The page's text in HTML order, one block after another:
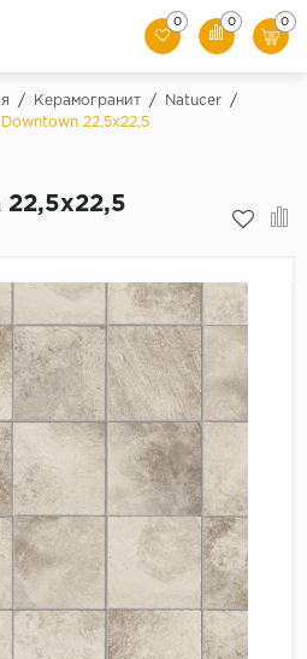
0 0 0
/ Керамогранит / Natucer
/
22,5х22,5
22,5х22,5